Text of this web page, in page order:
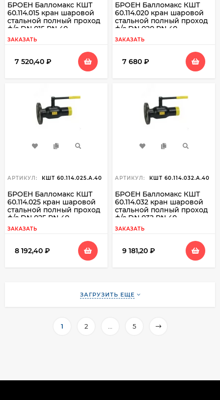
БРОЕН Балломакс КШТ
60.114.015 кран шаровой
стальной полный проход
ф/с DN 015 PN 40
ЗАКАЗАТЬ
7 520,40 ₽
БРОЕН Балломакс КШТ
60.114.020 кран шаровой
стальной полный проход
ф/с DN 020 PN 40
ЗАКАЗАТЬ
7 680 ₽
АРТИКУЛ: КШТ 60.114.025.А.40
БРОЕН Балломакс КШТ
60.114.025 кран шаровой
стальной полный проход
ф/с DN 025 PN 40
ЗАКАЗАТЬ
8 192,40 ₽
АРТИКУЛ: КШТ 60.114.032.А.40
БРОЕН Балломакс КШТ
60.114.032 кран шаровой
стальной полный проход
ф/с DN 032 PN 40
ЗАКАЗАТЬ
9 181,20 ₽
ЗАГРУЗИТЬ ЕЩЕ
1 2 5